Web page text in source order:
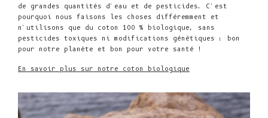
de grandes quantités d'eau et de pesticides. C'est
pourquoi nous faisons les choses différemment et
n'utilisons que du coton 100 % biologique, sans
pesticides toxiques ni modifications génétiques : bon
pour notre planète et bon pour votre santé !
En savoir plus sur notre coton biologique